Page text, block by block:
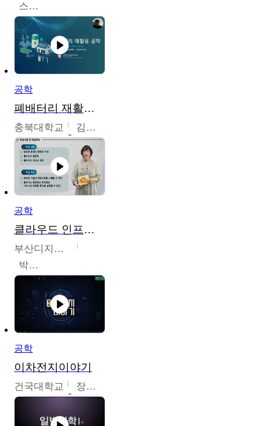
스마트해상물류관리사 교육위원회
공학
폐배터리 재활용 공학
충북대학교 김영재,최진섭,한성수,한요셉,윤문수,박유세,강동우,박민준,이동주,조채용
공학
클라우드 인프라 구축 및 활용
부산디지털대학교
박수현
공학
이차전지이야기
건국대학교 장호현